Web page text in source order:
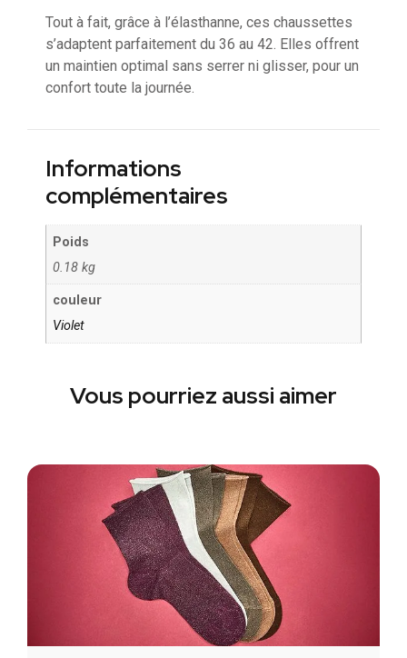
Tout à fait, grâce à l’élasthanne, ces chaussettes
s’adaptent parfaitement du 36 au 42. Elles offrent
un maintien optimal sans serrer ni glisser, pour un
confort toute la journée.
Informations
complémentaires
Poids
0.18 kg
couleur
Violet
Vous pourriez aussi aimer